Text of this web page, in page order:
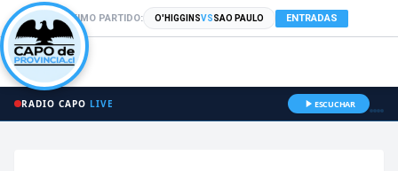
PRÓXIMO PARTIDO: O'HIGGINSVSSAO PAULO ENTRADAS
RADIO CAPO LIVE ESCUCHAR